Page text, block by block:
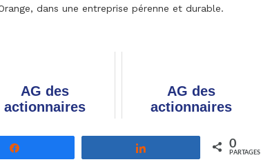
dans une entreprise pérenne et durable.
AG des
actionnaires
questions
AG des
actionnaires
participez et votez
0
PARTAGES